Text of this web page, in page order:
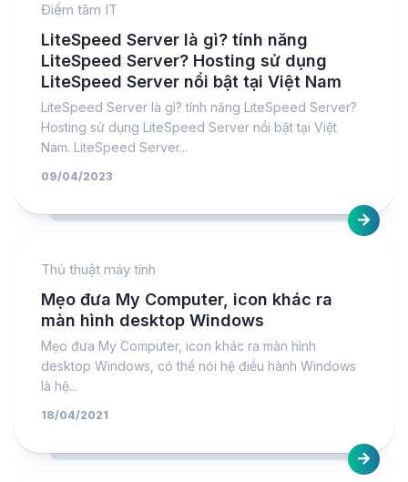
Điểm tâm IT
LiteSpeed Server là gì? tính năng
LiteSpeed Server? Hosting sử dụng
LiteSpeed Server nổi bật tại Việt Nam
LiteSpeed Server là gì? tính năng LiteSpeed Server?
Hosting sử dụng LiteSpeed Server nổi bật tại Việt
Nam. LiteSpeed Server...
09/04/2023
Thủ thuật máy tính
Mẹo đưa My Computer, icon khác ra
màn hình desktop Windows
Mẹo đưa My Computer, icon khác ra màn hình
desktop Windows, có thể nói hệ điều hành Windows
là hệ...
18/04/2021